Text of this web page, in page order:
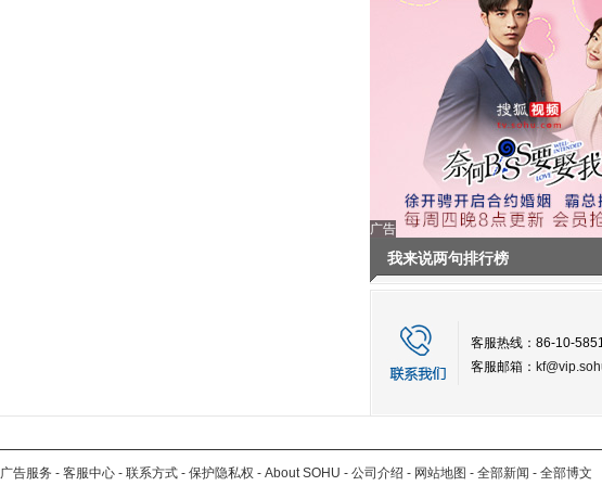
广告
我来说两句排行榜
客服热线：86-10-
客服邮箱：
广告服务 - 客服中心 - 联系方式 - 保护隐私权 - About SOHU - 公司介绍 - 网站地图 - 全部新闻 - 全部博文